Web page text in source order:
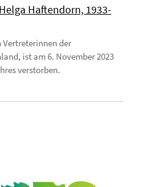
Haftendorn, 1933-
der
ist am 6. November 2023
verstorben.